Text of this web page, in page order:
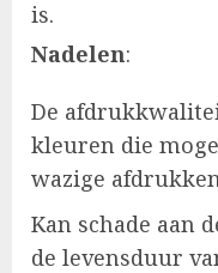
is.
Nadelen:
De
kleuren die
wazige
Kan schade aan
de levensduur